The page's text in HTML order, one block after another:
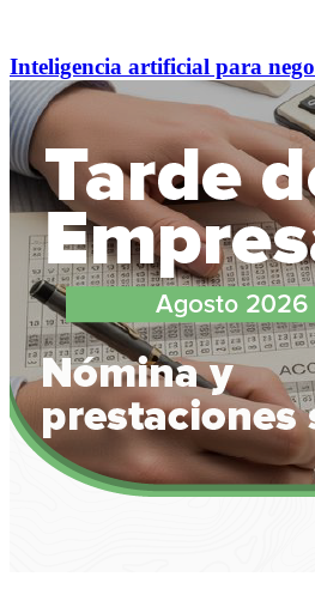
Inteligencia artificial para